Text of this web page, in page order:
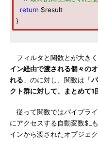
return $result
}
フィルタと関数とが大き
イン経由で渡される個々の
れる 」のに対し、関数は「
クト群に対して、まとめて1
従って関数ではパイプラ
にアクセスする自動変数$_
インから渡されたオブジェ